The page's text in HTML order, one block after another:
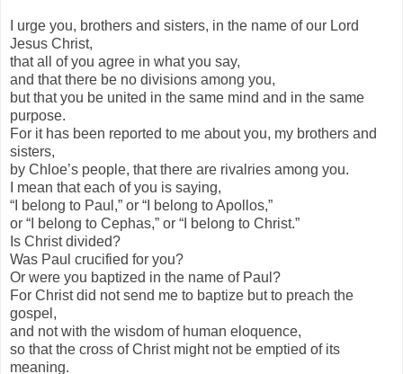
I urge you, brothers and sisters, in the name of our Lord
Jesus Christ,
that all of you agree in what you say,
and that there be no divisions among you,
but that you be united in the same mind and in the same
purpose.
For it has been reported to me about you, my brothers and
sisters,
by Chloe’s people, that there are rivalries among you.
I mean that each of you is saying,
“I belong to Paul,” or “I belong to Apollos,”
or “I belong to Cephas,” or “I belong to Christ.”
Is Christ divided?
Was Paul crucified for you?
Or were you baptized in the name of Paul?
For Christ did not send me to baptize but to preach the
gospel,
and not with the wisdom of human eloquence,
so that the cross of Christ might not be emptied of its
meaning.